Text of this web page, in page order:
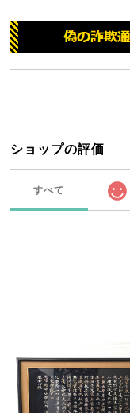
ショップの評価
すべて